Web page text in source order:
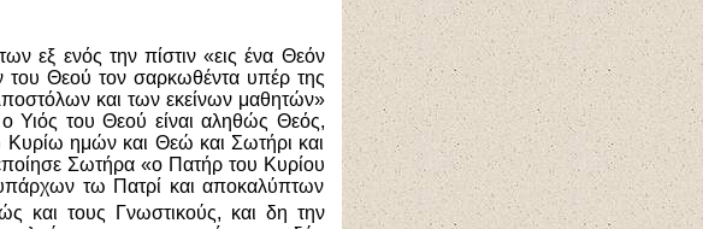
εξ ενός την πίστιν «εις ένα Θεόν
του Θεού τον σαρκωθέντα υπέρ της
και των εκείνων μαθητών»
Υιός του Θεού είναι αληθώς Θεός,
Κυρίω ημών και Θεώ και Σωτήρι και
Σωτήρα «ο Πατήρ του Κυρίου
τω Πατρί και αποκαλύπτων
και τους Γνωστικούς, και δη την